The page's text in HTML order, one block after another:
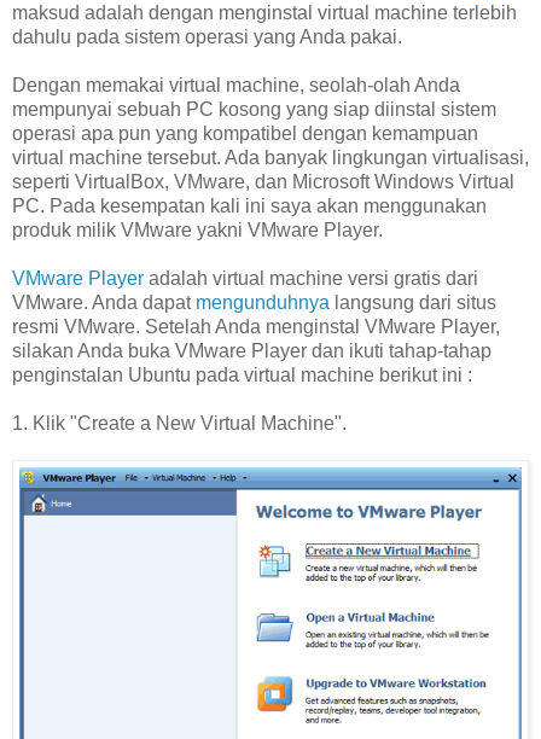
maksud adalah dengan menginstal virtual machine terlebih
dahulu pada sistem operasi yang Anda pakai.
Dengan memakai virtual machine, seolah-olah Anda
mempunyai sebuah PC kosong yang siap diinstal sistem
operasi apa pun yang kompatibel dengan kemampuan
virtual machine tersebut. Ada banyak lingkungan virtualisasi,
seperti VirtualBox, VMware, dan Microsoft Windows Virtual
PC. Pada kesempatan kali ini saya akan menggunakan
produk milik VMware yakni VMware Player.
VMware Player adalah virtual machine versi gratis dari
VMware. Anda dapat mengunduhnya langsung dari situs
resmi VMware. Setelah Anda menginstal VMware Player,
silakan Anda buka VMware Player dan ikuti tahap-tahap
penginstalan Ubuntu pada virtual machine berikut ini :
1. Klik "Create a New Virtual Machine".